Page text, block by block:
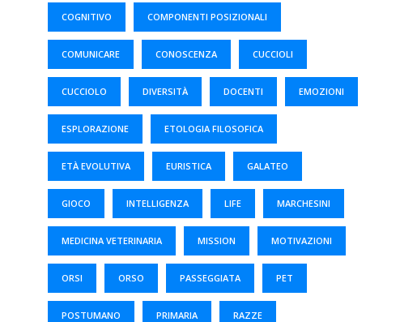
COGNITIVO COMPONENTI POSIZIONALI
COMUNICARE CONOSCENZA CUCCIOLI
CUCCIOLO DIVERSITÀ DOCENTI EMOZIONI
ESPLORAZIONE ETOLOGIA FILOSOFICA
ETÀ EVOLUTIVA EURISTICA GALATEO
GIOCO INTELLIGENZA LIFE MARCHESINI
MEDICINA VETERINARIA MISSION MOTIVAZIONI
ORSI ORSO PASSEGGIATA PET
POSTUMANO PRIMARIA RAZZE